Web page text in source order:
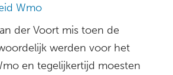
Wmo
der Voort mis toen de
werden voor het
en tegelijkertijd moesten